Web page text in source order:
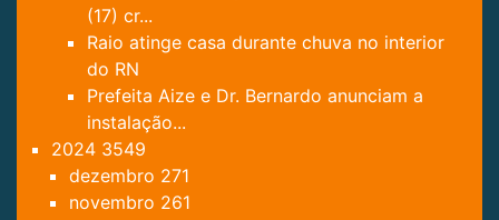
(17) cr...
Raio atinge casa durante chuva no interior
do RN
Prefeita Aize e Dr. Bernardo anunciam a
instalação...
2024 3549
dezembro 271
novembro 261